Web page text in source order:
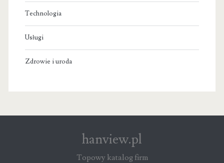
Technologia
Usługi
Zdrowie i uroda
hanview.pl
Topowy katalog firm